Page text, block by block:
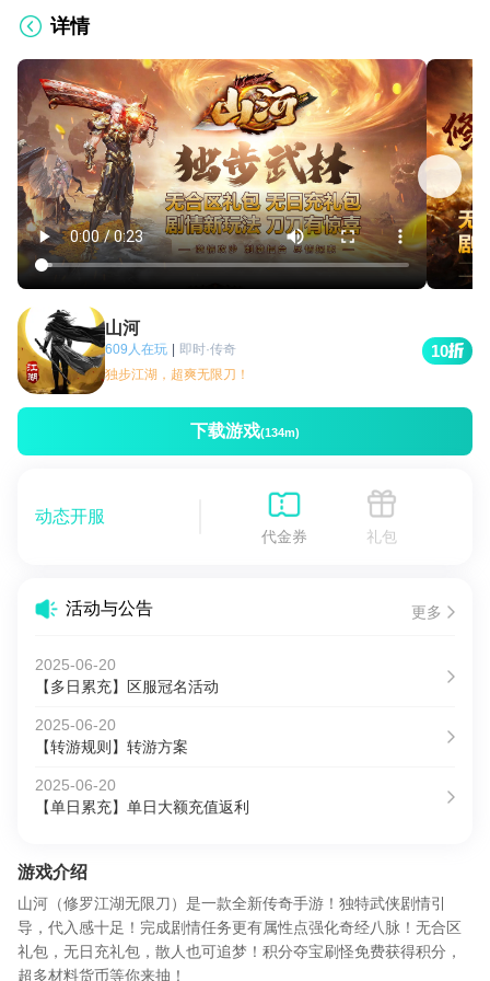
详情
山河
609人在玩 | 即时·传奇
独步江湖，超爽无限刀！
10
下载游戏(134m)
动态开服
代金券 礼包
活动与公告 更多
2025-06-20
【多日累充】区服冠名活动
2025-06-20
【转游规则】转游方案
2025-06-20
【单日累充】单日大额充值返利
游戏介绍
山河（修罗江湖无限刀）是一款全新传奇手游！独特武侠剧情引
导，代入感十足！完成剧情任务更有属性点强化奇经八脉！无合区
礼包，无日充礼包，散人也可追梦！积分夺宝刷怪免费获得积分，
超多材料货币等你来抽！